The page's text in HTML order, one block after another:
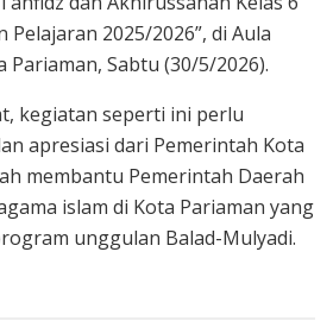
Pelajaran 2025/2026”, di Aula
Sabtu (30/5/2026).
kegiatan seperti ini perlu
apresiasi dari Pemerintah Kota
membantu Pemerintah Daerah
islam di Kota Pariaman yang
unggulan Balad-Mulyadi.